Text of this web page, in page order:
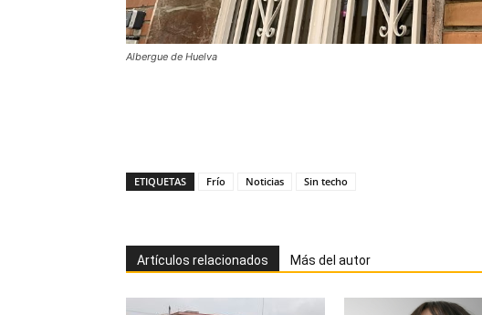
Albergue de Huelva
ETIQUETAS Frío Noticias Sin techo
Artículos relacionados Más del autor